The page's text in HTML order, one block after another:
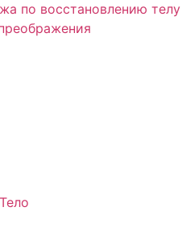
по восстановлению телу